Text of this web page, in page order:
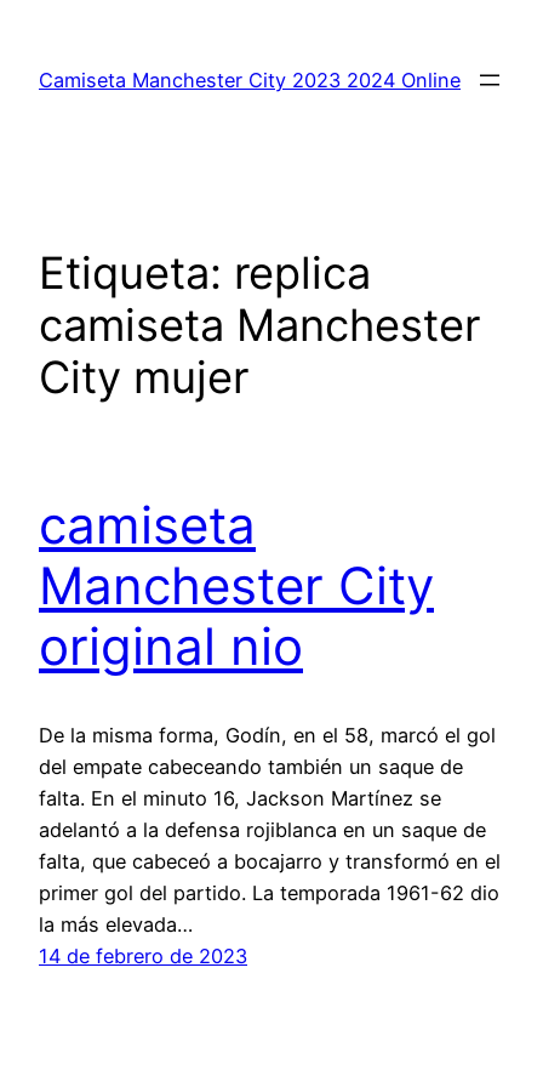
contenido
Camiseta Manchester City 2023 2024 Online
Etiqueta: replica
camiseta Manchester
City mujer
camiseta
Manchester City
original nio
De la misma forma, Godín, en el 58, marcó el gol
del empate cabeceando también un saque de
falta. En el minuto 16, Jackson Martínez se
adelantó a la defensa rojiblanca en un saque de
falta, que cabeceó a bocajarro y transformó en el
primer gol del partido. La temporada 1961-62 dio
la más elevada…
14 de febrero de 2023